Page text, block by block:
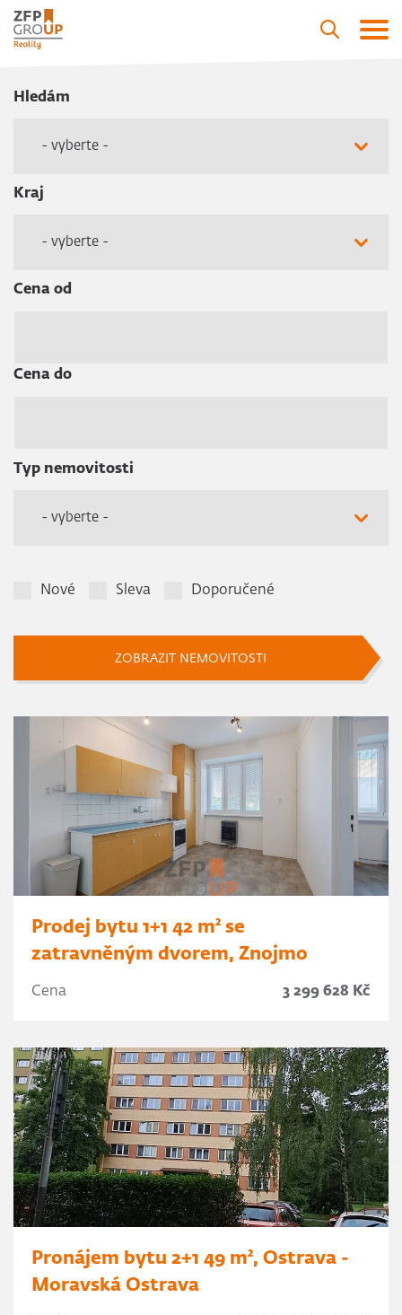
Hledám
- vyberte -
Kraj
- vyberte -
Cena od
Cena do
Typ nemovitosti
- vyberte -
Nové Sleva Doporučené
ZOBRAZIT NEMOVITOSTI
Prodej bytu 1+1 42 m² se
zatravněným dvorem, Znojmo
Cena 3 299 628 Kč
Pronájem bytu 2+1 49 m², Ostrava -
Moravská Ostrava